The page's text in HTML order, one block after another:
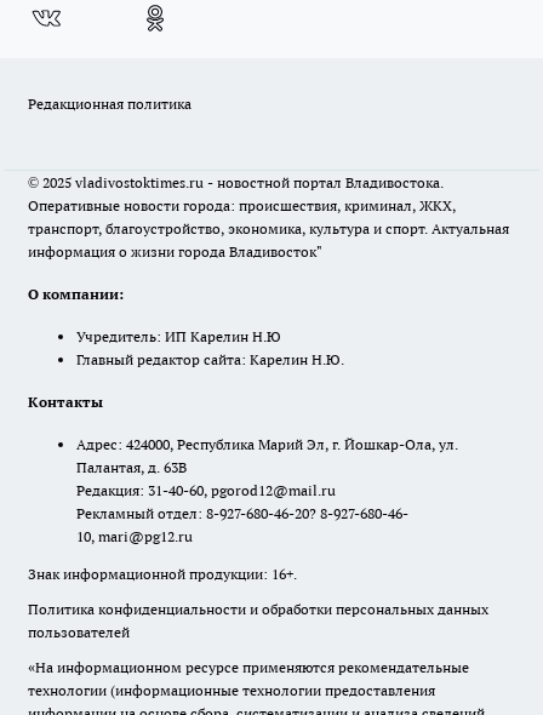
Редакционная политика
© 2025 vladivostoktimes.ru - новостной портал Владивостока.
Оперативные новости города: происшествия, криминал, ЖКХ,
транспорт, благоустройство, экономика, культура и спорт. Актуальная
информация о жизни города Владивосток"
О компании:
Учредитель: ИП Карелин Н.Ю
Главный редактор сайта: Карелин Н.Ю.
Контакты
Адрес: 424000, Республика Марий Эл, г. Йошкар-Ола, ул.
Палантая, д. 63В
Редакция: 31-40-60, pgorod12@mail.ru
Рекламный отдел: 8-927-680-46-20? 8-927-680-46-
10, mari@pg12.ru
Знак информационной продукции: 16+.
Политика конфиденциальности и обработки персональных данных
пользователей
«На информационном ресурсе применяются рекомендательные
технологии (информационные технологии предоставления